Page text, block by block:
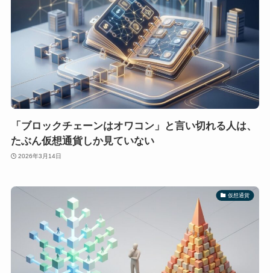
「ブロックチェーンはオワコン」と言い切れる人は、
たぶん仮想通貨しか見ていない
2026年3月14日
仮想通貨